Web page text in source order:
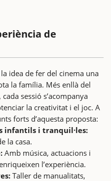
de
idea de fer del cinema una
la família. Més enllà del
sessió s’acompanya
la creativitat i el joc. A
forts d’aquesta proposta:
infantils i tranquil·les:
la casa.
Amb música, actuacions i
l’experiència.
Taller de manualitats,